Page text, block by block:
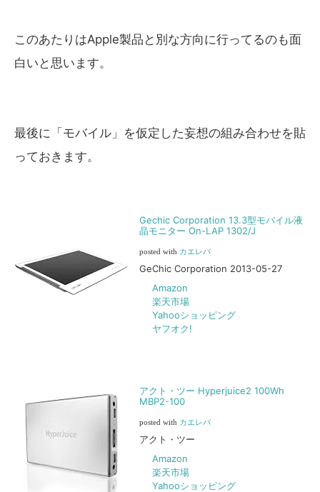
このあたりはApple製品と別な方向に行ってるのも面
白いと思います。
最後に「モバイル」を仮定した妄想の組み合わせを貼
っておきます。
Gechic Corporation 13.3型モバイル液
晶モニター On-LAP 1302/J
posted with カエレバ
GeChic Corporation 2013-05-27
Amazon
楽天市場
Yahooショッピング
ヤフオク!
アクト・ツー Hyperjuice2 100Wh
MBP2-100
posted with カエレバ
アクト・ツー
Amazon
楽天市場
Yahooショッピング